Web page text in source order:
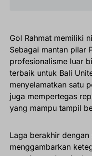
Gol Rahmat memiliki
Sebagai mantan pilar
profesionalisme luar
terbaik untuk Bali
menyelamatkan satu
juga mempertegas
yang mampu tampil
Laga berakhir dengan
menggambarkan